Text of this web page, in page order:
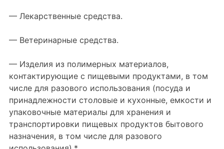
— Лекарственные средства.
— Ветеринарные средства.
— Изделия из полимерных материалов,
контактирующие с пищевыми продуктами, в том
числе для разового использования (посуда и
принадлежности столовые и кухонные, емкости и
упаковочные материалы для хранения и
транспортировки пищевых продуктов бытового
назначения, в том числе для разового